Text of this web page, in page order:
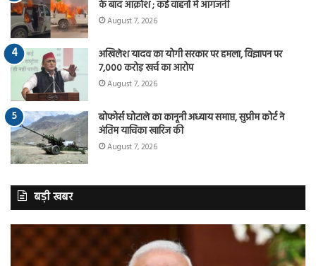
के बाद आक्रोश ; कई वाहनों में आगजनी
August 7, 2026
अखिलेश यादव का योगी सरकार पर हमला, विज्ञापन पर
7,000 करोड़ खर्च का आरोप
August 7, 2026
बोफोर्स घोटाले का कानूनी अध्याय समाप्त, सुप्रीम कोर्ट ने
अंतिम याचिका खारिज की
August 7, 2026
बड़ी खबर